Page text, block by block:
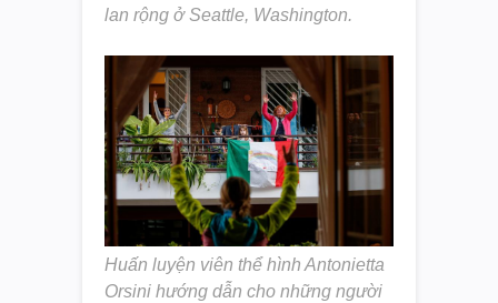
lan rộng ở Seattle, Washington.
Huấn luyện viên thể hình Antonietta
Orsini hướng dẫn cho những người